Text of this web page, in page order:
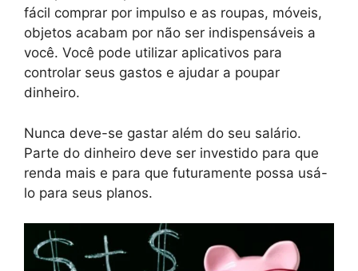
fácil comprar por impulso e as roupas, móveis,
objetos acabam por não ser indispensáveis a
você. Você pode utilizar aplicativos para
controlar seus gastos e ajudar a poupar
dinheiro.
Nunca deve-se gastar além do seu salário.
Parte do dinheiro deve ser investido para que
renda mais e para que futuramente possa usá-
lo para seus planos.